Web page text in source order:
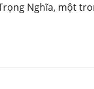
Nghĩa, một